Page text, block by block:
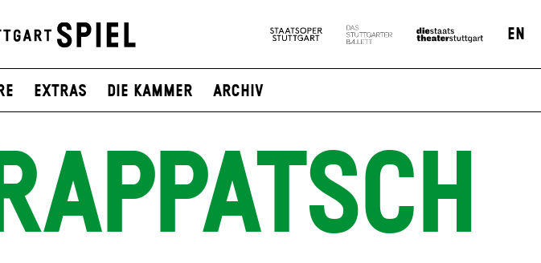
EN
Extras Die Kammer Archiv